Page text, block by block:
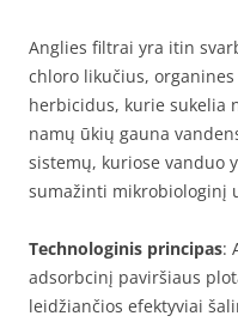
Anglies filtrai yra itin
chloro likučius,
herbicidus, kurie sukelia
namų ūkių gauna
sistemų, kuriose vanduo
sumažinti mikrobiologinį
Technologinis principas:
adsorbcinį paviršiaus
leidžiančios efektyviai